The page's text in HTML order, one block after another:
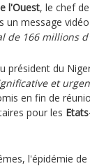
l'Ouest, le chef
un message
de 166 millions
président du
et
en fin de
pour les
l'épidémie de